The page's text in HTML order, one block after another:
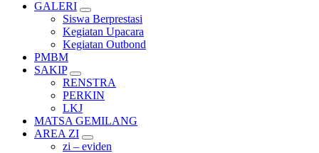
GALERI
Siswa Berprestasi
Kegiatan Upacara
Kegiatan Outbond
PMBM
SAKIP
RENSTRA
PERKIN
LKJ
MATSA GEMILANG
AREA ZI
zi – eviden